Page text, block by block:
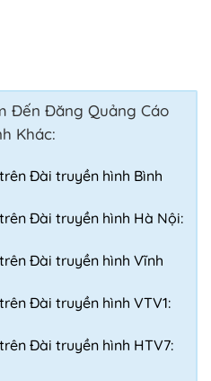
Đến Đăng Quảng Cáo
Khác:
Đài truyền hình Bình
Đài truyền hình Hà Nội:
Đài truyền hình Vĩnh
Đài truyền hình VTV1:
Đài truyền hình HTV7: